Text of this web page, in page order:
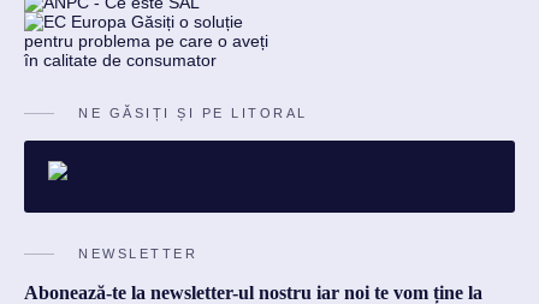
NE GĂSIȚI ȘI PE LITORAL
NEWSLETTER
Abonează-te la newsletter-ul nostru iar noi te vom ține la